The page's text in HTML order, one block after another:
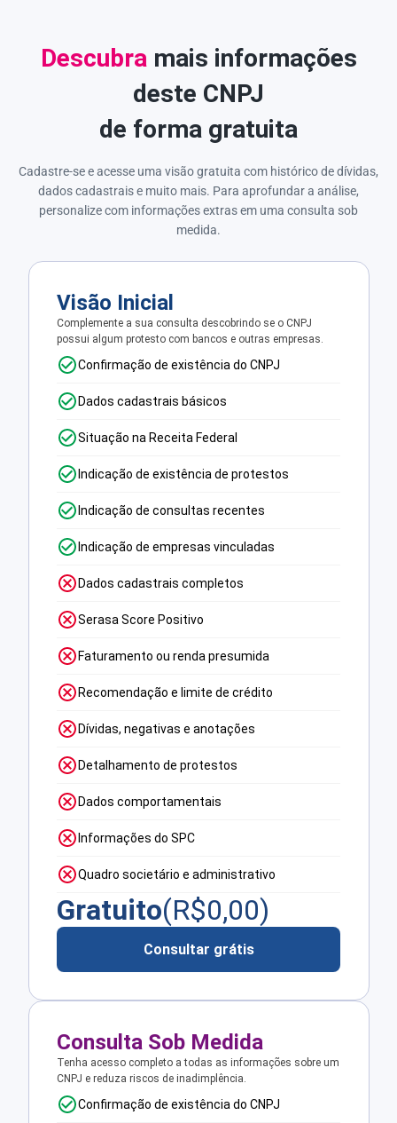
Descubramais informações
deste CNPJ
de forma gratuita
Cadastre-se e acesse uma visão gratuita com histórico de dívidas,
dados cadastrais e muito mais. Para aprofundar a análise,
personalize com informações extras em uma consulta sob
medida.
Visão Inicial
Complemente a sua consulta descobrindo se o CNPJ
possui algum protesto com bancos e outras empresas.
Confirmação de existência do CNPJ
Dados cadastrais básicos
Situação na Receita Federal
Indicação de existência de protestos
Indicação de consultas recentes
Indicação de empresas vinculadas
Dados cadastrais completos
Serasa Score Positivo
Faturamento ou renda presumida
Recomendação e limite de crédito
Dívidas, negativas e anotações
Detalhamento de protestos
Dados comportamentais
Informações do SPC
Quadro societário e administrativo
Gratuito(R$0,00)
Consultar grátis
Consulta Sob Medida
Tenha acesso completo a todas as informações sobre um
CNPJ e reduza riscos de inadimplência.
Confirmação de existência do CNPJ